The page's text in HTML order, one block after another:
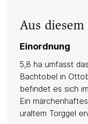
Anbau
biologisch
BioSuisse
Aus
Einordnung
5,8 ha umfasst
Bachtobel in
befindet es sich
Ein
uraltem Torggel